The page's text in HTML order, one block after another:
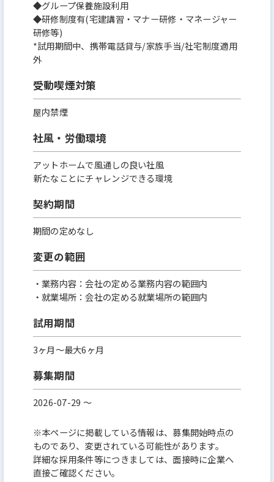
◆グループ保養施設利用
◆研修制度有(宅建講習・マナー研修・マネージャー
研修等)
*試用期間中、携帯電話貸与/家族手当/社宅制度適用
外
受動喫煙対策
屋内禁煙
社風・労働環境
アットホームで風通しの良い社風
新たなことにチャレンジできる環境
契約期間
期間の定めなし
変更の範囲
・業務内容：会社の定める業務内容の範囲内
・就業場所：会社の定める就業場所の範囲内
試用期間
3ヶ月～最大6ヶ月
募集期間
2026-07-29 〜
※本ページに掲載している情報は、募集開始時点の
ものであり、変更されている可能性があります。
詳細な採用条件等につきましては、面接時に企業へ
直接ご確認ください。